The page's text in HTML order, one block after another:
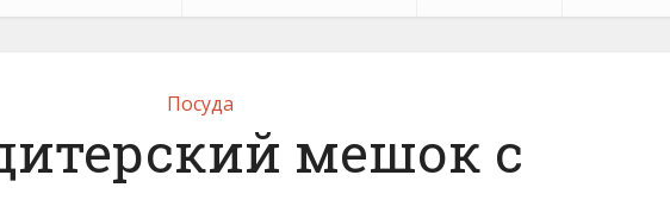
Посуда
мешок с